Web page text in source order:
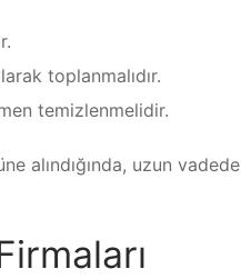
toplanmalıdır.
temizlenmelidir.
alındığında, uzun vadede